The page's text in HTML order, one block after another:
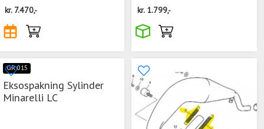
kr. 7.470,- kr. 1.799,-
GR 015
Eksospakning Sylinder
Minarelli LC